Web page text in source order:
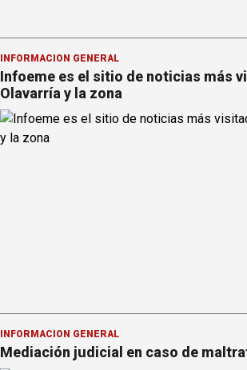
INFORMACION GENERAL
Infoeme es el sitio de noticias más
Olavarría y la zona
INFORMACION GENERAL
Mediación judicial en caso de